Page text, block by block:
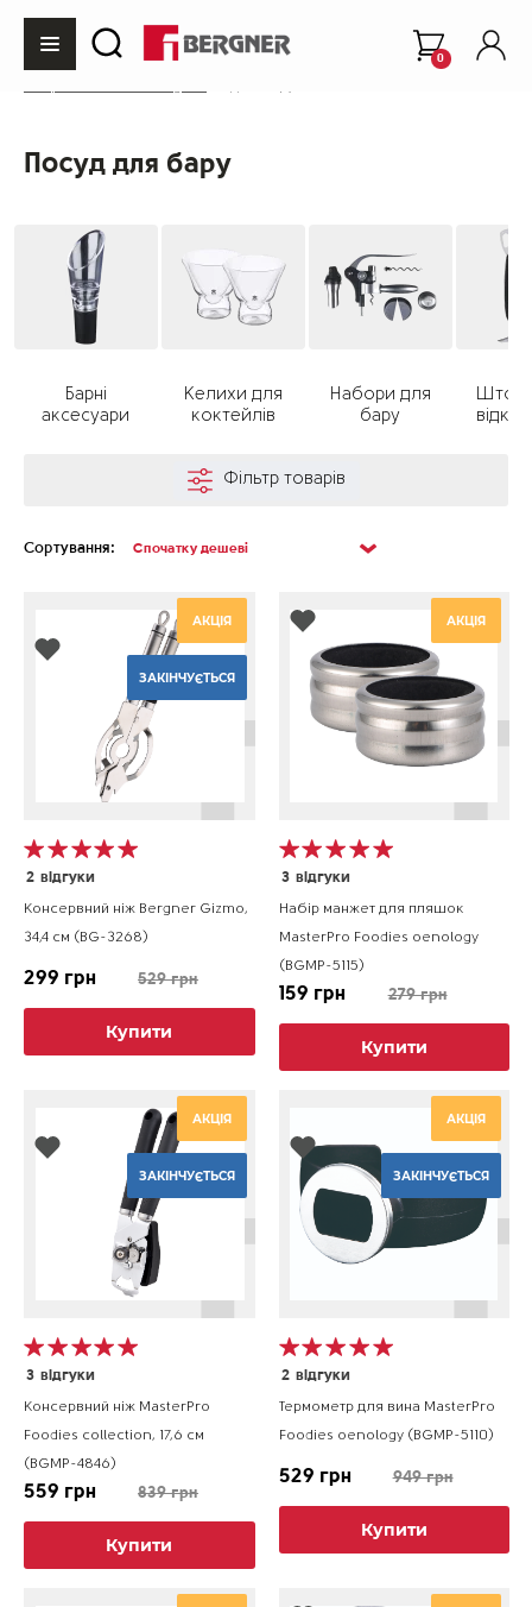
0
Посуд для бару
Барні
аксесуари
Келихи для
коктейлів
Набори для
бару
Фільтр товарів
Сортування:
АКЦІЯ
ЗАКІНЧУЄТЬСЯ
2 відгуки
Консервний ніж Bergner Gizmo,
34,4 см (BG-3268)
299 грн 529 грн
Купити
АКЦІЯ
3 відгуки
Набір манжет для пляшок
MasterPro Foodies oenology
(BGMP-5115)
159 грн 279 грн
Купити
АКЦІЯ
ЗАКІНЧУЄТЬСЯ
3 відгуки
Консервний ніж MasterPro
Foodies collection, 17,6 см
(BGMP-4846)
559 грн 839 грн
Купити
АКЦІЯ
ЗАКІНЧУЄТЬСЯ
2 відгуки
Термометр для вина MasterPro
Foodies oenology (BGMP-5110)
529 грн 949 грн
Купити